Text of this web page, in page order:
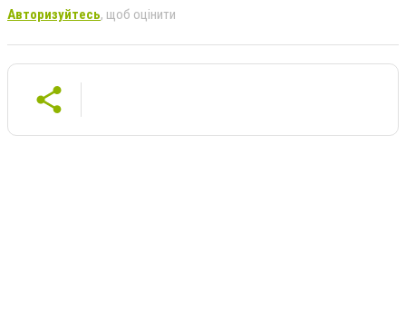
Авторизуйтесь, щоб оцінити